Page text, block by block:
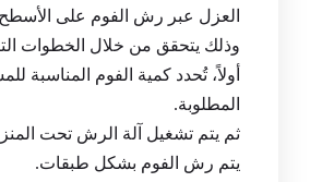
العزل عبر رش الفوم على الأسطح
وذلك يتحقق من خلال الخطوات
أولاً، تُحدد كمية الفوم المناسبة
المطلوبة.
ثم يتم تشغيل آلة الرش تحت
يتم رش الفوم بشكل طبقات.